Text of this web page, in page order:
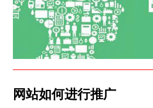
网站如何进行推广